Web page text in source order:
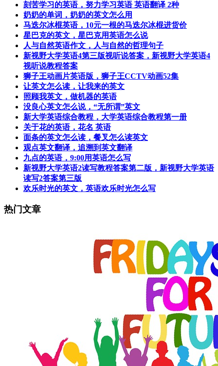
刻苦学习的英语，努力学习英语 英语翻译 2种
奶奶的单词，奶奶的英文怎么用
马迭尔冰棍英语，10元一根的马迭尔冰棍进货价
星巴克的英文，星巴克用英语怎么说
人与自然英语作文，人与自然的哲理句子
新视野大学英语4第三版视听说答案，新视野大学英语4
视听说教程答案
狮子王动画片英语版，狮子王CCTV动画52集
让英文怎么读，让我来的英文
照顾我英文，做机器的英语
没良心英文怎么说，“无所谓”英文
新大学英语综合教程，大学英语综合教程第一册
关于花的英语，花名 英语
面条的英文怎么读，餐叉怎么读英文
观点英文翻译，追溯到英文翻译
九点的英语，9:00用英语怎么写
新视野大学英语2读写教程答案第二版，新视野大学英语
读写2答案第三版
欢乐时光的英文，英语欢乐时光怎么写
热门文章